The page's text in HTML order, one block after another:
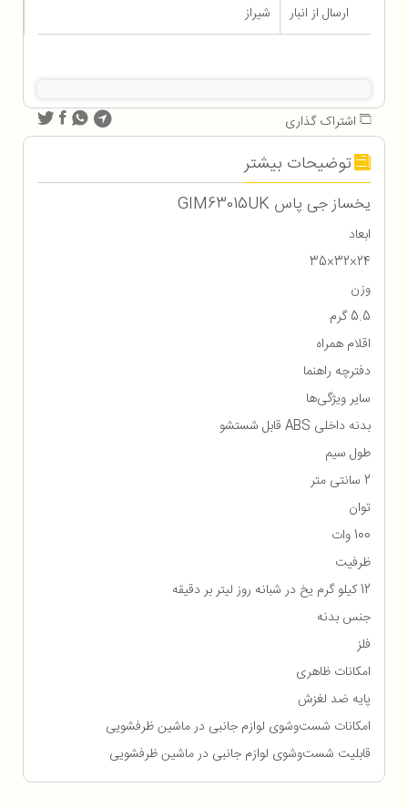
ارسال از انبار
شیراز
اشتراک گذاری
توضیحات بیشتر
یخساز جی پاس GIM63015UK
ابعاد
24×32×35
وزن
5.5 گرم
اقلام همراه
دفترچه راهنما
سایر ویژگی‌ها
بدنه داخلی ABS قابل شستشو
طول سیم
2 سانتی متر
توان
100 وات
ظرفیت
12 کیلو گرم یخ در شبانه روز لیتر بر دقیقه
جنس بدنه
فلز
امکانات ظاهری
پایه ضد لغزش
امکانات شست‌وشوی لوازم جانبی در ماشین ظرفشویی
قابلیت شست‌وشوی لوازم جانبی در ماشین ظرفشویی